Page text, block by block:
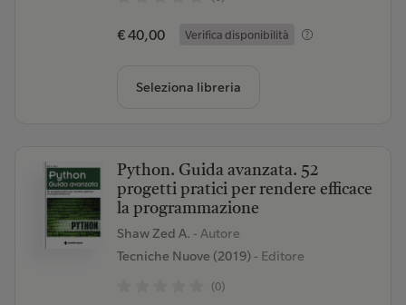
€ 40,00 Verifica disponibilità
Seleziona libreria
Python. Guida avanzata. 52
progetti pratici per rendere efficace
la programmazione
Shaw Zed A. - Autore
Tecniche Nuove (2019)- Editore
(0)